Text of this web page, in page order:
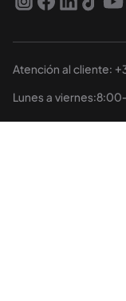
Atención al cliente:
Lunes a